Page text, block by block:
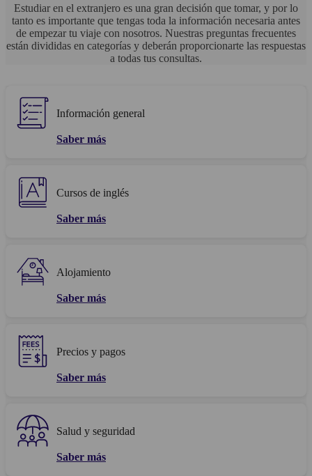
Estudiar en el extranjero es una gran decisión que tomar, y por lo
tanto es importante que tengas toda la información necesaria antes
de empezar tu viaje con nosotros. Nuestras preguntas frecuentes
están divididas en categorías y deberán proporcionarte las respuestas
a todas tus consultas.
Información general
Saber más
Cursos de inglés
Saber más
Alojamiento
Saber más
Precios y pagos
Saber más
Salud y seguridad
Saber más